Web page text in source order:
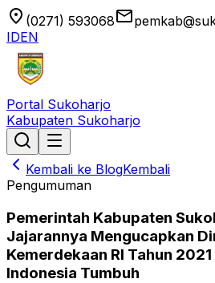
location_on (0271) 593068email
IDEN
Portal Sukoharjo
Kabupaten Sukoharjo
Kembali ke BlogKembali
Pengumuman
Pemerintah Kabupaten
Jajarannya Mengucapkan
Kemerdekaan RI Tahun
Indonesia Tumbuh